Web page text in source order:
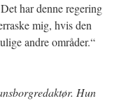
har denne regering
mig, hvis den
andre områder.“
Hun